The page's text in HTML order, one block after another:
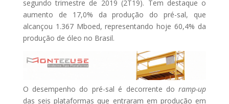
segundo trimestre de 2019 (2T19). Tem destaque o
aumento de 17,0% da produção do pré-sal, que
alcançou 1.367 Mboed, representando hoje 60,4% da
produção de óleo no Brasil.
O desempenho do pré-sal é decorrente doramp-up
das seis plataformas que entraram em produção em